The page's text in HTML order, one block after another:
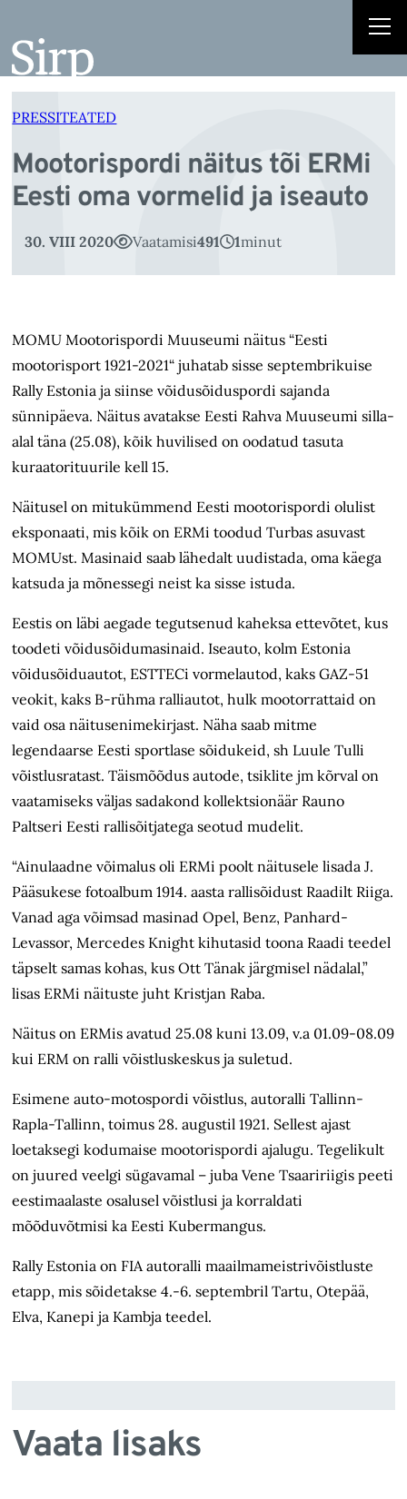
juurde
PRESSITEATED
Mootorispordi näitus tõi ERMi
Eesti oma vormelid ja iseauto
30. VIII 2020 Vaatamisi491 1minut
MOMU Mootorispordi Muuseumi näitus “Eesti
mootorisport 1921-2021“ juhatab sisse septembrikuise
Rally Estonia ja siinse võidusõiduspordi sajanda
sünnipäeva. Näitus avatakse Eesti Rahva Muuseumi silla-
alal täna (25.08), kõik huvilised on oodatud tasuta
kuraatorituurile kell 15.
Näitusel on mitukümmend Eesti mootorispordi olulist
eksponaati, mis kõik on ERMi toodud Turbas asuvast
MOMUst. Masinaid saab lähedalt uudistada, oma käega
katsuda ja mõnessegi neist ka sisse istuda.
Eestis on läbi aegade tegutsenud kaheksa ettevõtet, kus
toodeti võidusõidumasinaid. Iseauto, kolm Estonia
võidusõiduautot, ESTTECi vormelautod, kaks GAZ-51
veokit, kaks B-rühma ralliautot, hulk mootorrattaid on
vaid osa näitusenimekirjast. Näha saab mitme
legendaarse Eesti sportlase sõidukeid, sh Luule Tulli
võistlusratast. Täismõõdus autode, tsiklite jm kõrval on
vaatamiseks väljas sadakond kollektsionäär Rauno
Paltseri Eesti rallisõitjatega seotud mudelit.
“Ainulaadne võimalus oli ERMi poolt näitusele lisada J.
Pääsukese fotoalbum 1914. aasta rallisõidust Raadilt Riiga.
Vanad aga võimsad masinad Opel, Benz, Panhard-
Levassor, Mercedes Knight kihutasid toona Raadi teedel
täpselt samas kohas, kus Ott Tänak järgmisel nädalal,”
lisas ERMi näituste juht Kristjan Raba.
Näitus on ERMis avatud 25.08 kuni 13.09, v.a 01.09-08.09
kui ERM on ralli võistluskeskus ja suletud.
Esimene auto-motospordi võistlus, autoralli Tallinn-
Rapla-Tallinn, toimus 28. augustil 1921. Sellest ajast
loetaksegi kodumaise mootorispordi ajalugu. Tegelikult
on juured veelgi sügavamal – juba Vene Tsaaririigis peeti
eestimaalaste osalusel võistlusi ja korraldati
mõõduvõtmisi ka Eesti Kubermangus.
Rally Estonia on FIA autoralli maailmameistrivõistluste
etapp, mis sõidetakse 4.-6. septembril Tartu, Otepää,
Elva, Kanepi ja Kambja teedel.
Vaata lisaks